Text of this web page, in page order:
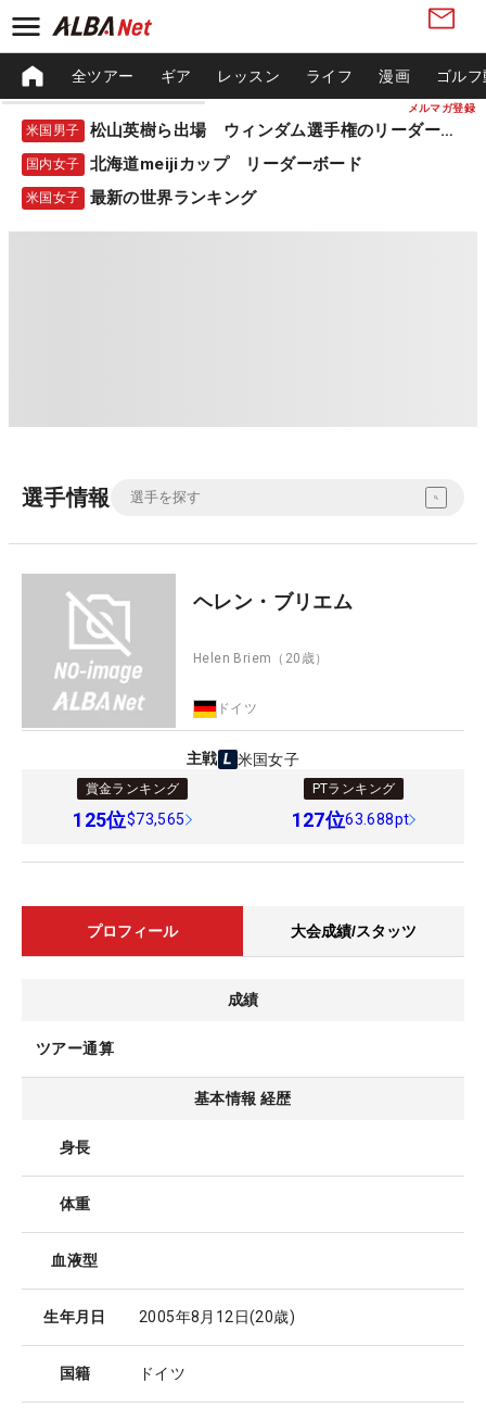
メルマガ登録
全ツアー ギア レッスン ライフ 漫画 ゴル
米国男子 松山英樹ら出場 ウィンダム選手権のリーダーボード
国内女子 北海道meijiカップ リーダーボード
米国女子 最新の世界ランキング
選手情報
ヘレン・ブリエム
Helen Briem （20歳）
ドイツ
主戦 米国女子
賞金ランキング
125位$73,565
PTランキング
127位63.688pt
プロフィール 大会成績/スタッツ
成績
ツアー通算
基本情報 経歴
身長
体重
血液型
生年月日 2005年8月12日(20歳)
国籍 ドイツ